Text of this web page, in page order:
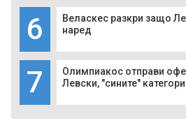
6
Веласкес разкри защо
наред
7
Олимпиакос отправи
Левски, "сините"